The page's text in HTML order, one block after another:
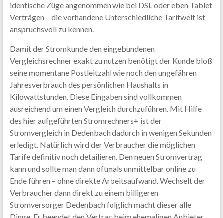
identische Züge angenommen wie bei DSL oder eben Tablet
Verträgen – die vorhandene Unterschiedliche Tarifwelt ist
anspruchsvoll zu kennen.
Damit der Stromkunde den eingebundenen
Vergleichsrechner exakt zu nutzen benötigt der Kunde bloß
seine momentane Postleitzahl wie noch den ungefähren
Jahresverbrauch des persönlichen Haushalts in
Kilowattstunden. Diese Eingaben sind vollkommen
ausreichend um einen Vergleich durchzuführen. Mit Hilfe
des hier aufgeführten Stromrechners+ ist der
Stromvergleich in Dedenbach dadurch in wenigen Sekunden
erledigt. Natürlich wird der Verbraucher die möglichen
Tarife definitiv noch detailieren. Den neuen Stromvertrag
kann und sollte man dann oftmals unmittelbar online zu
Ende führen – ohne direkte Arbeitsaufwand. Wechselt der
Verbraucher dann direkt zu einem billigeren
Stromversorger Dedenbach folglich macht dieser alle